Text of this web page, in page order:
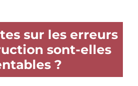
sur les erreurs
sont-elles
?